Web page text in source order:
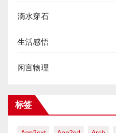
滴水穿石
生活感悟
闲言物理
标签